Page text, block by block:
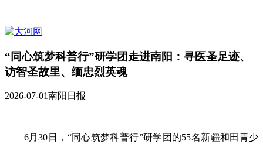
“同心筑梦科普行”研学团走进南阳：寻医圣足迹、
访智圣故里、缅忠烈英魂
2026-07-01南阳日报
6月30日，“同心筑梦科普行”研学团的55名新疆和田青少